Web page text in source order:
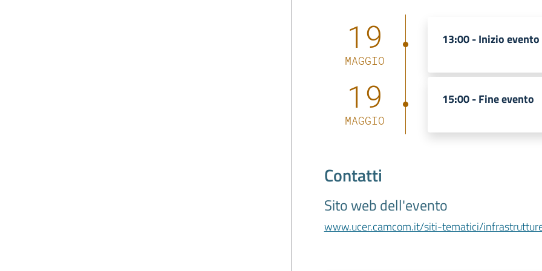
19
MAGGIO
13:00 -Inizio evento
19
MAGGIO
15:00 -Fine evento
Contatti
Sito web dell'evento
www.ucer.camcom.it/siti-tematici/